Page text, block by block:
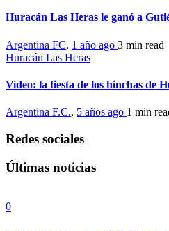
Huracán Las Heras le ganó a
Argentina FC, 1 año ago 3 min read
Huracán Las Heras
Video: la fiesta de los hinchas de
Argentina F.C., 5 años ago 1 min
Redes sociales
Últimas noticias
0